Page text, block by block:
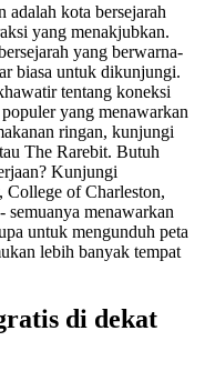
adalah kota bersejarah
yang menakjubkan.
yang berwarna-
biasa untuk dikunjungi.
tentang koneksi
yang menawarkan
ringan, kunjungi
The Rarebit. Butuh
Kunjungi
College of Charleston,
semuanya menawarkan
untuk mengunduh peta
lebih banyak tempat
di dekat